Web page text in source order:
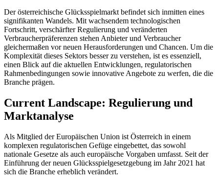
Der österreichische Glücksspielmarkt befindet sich inmitten eines
signifikanten Wandels. Mit wachsendem technologischen
Fortschritt, verschärfter Regulierung und veränderten
Verbraucherpräferenzen stehen Anbieter und Verbraucher
gleichermaßen vor neuen Herausforderungen und Chancen. Um die
Komplexität dieses Sektors besser zu verstehen, ist es essenziell,
einen Blick auf die aktuellen Entwicklungen, regulatorischen
Rahmenbedingungen sowie innovative Angebote zu werfen, die die
Branche prägen.
Current Landscape: Regulierung und
Marktanalyse
Als Mitglied der Europäischen Union ist Österreich in einem
komplexen regulatorischen Gefüge eingebettet, das sowohl
nationale Gesetze als auch europäische Vorgaben umfasst. Seit der
Einführung der neuen Glücksspielgesetzgebung im Jahr 2021 hat
sich die Branche erheblich verändert.